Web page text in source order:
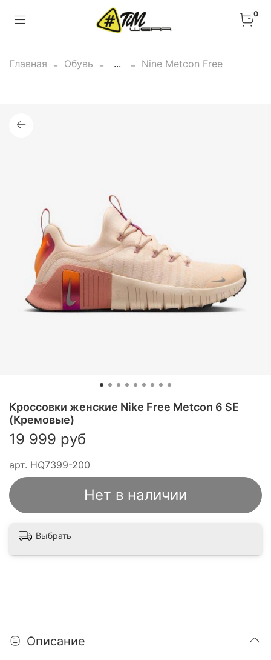
0
Главная Обувь ... Nine Metcon Free
арт. HQ7399-200
Кроссовки женские Nike Free Metcon 6 SE
(Кремовые)
19 999 руб
Нет в наличии
Выбрать
Описание